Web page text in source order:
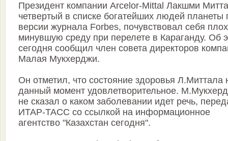
Президент компании Arcelor-Mittal Лакшми
четвертый в списке богатейших людей планеты
версии журнала Forbes, почувствовал себя
минувшую среду при перелете в Караганду. Об
сегодня сообщил член совета директоров
Малая Мукхерджи.
Он отметил, что состояние здоровья Л.Миттала
данный момент удовлетворительное.
не сказал о каком заболевании идет речь,
ИТАР-ТАСС со ссылкой на информационное
агентство "Казахстан сегодня".